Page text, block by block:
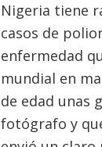
Nigeria tiene
casos de
enfermedad
mundial en
de edad unas
fotógrafo y